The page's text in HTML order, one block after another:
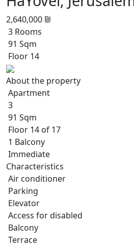
2,640,000 ₪
3 Rooms
91 Sqm
Floor 14
About the property
Apartment
3
91 Sqm
Floor 14 of 17
1 Balcony
Immediate
Characteristics
Air conditioner
Parking
Elevator
Access for disabled
Balcony
Terrace